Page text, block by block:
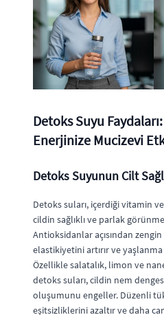
Detoks Suyu
Enerjinize Mucizevi
Detoks Suyunun Cilt
Detoks suları, içerdiği vitamin
cildin sağlıklı ve parlak
Antioksidanlar açısından
elastikiyetini artırır ve
Özellikle salatalık, limon ve
detoks suları, cildin nem
oluşumunu engeller. Düzenli
eşitsizliklerini azaltır ve daha